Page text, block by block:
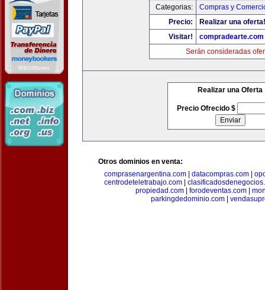
Categorias:
Compras y
Precio:
Realizar una oferta!
Visitar!
compradearte.com
Serán consideradas
Realizar una Oferta
Precio Ofrecido $
Otros dominios en venta:
comprasenargentina.com| datacompras.com|
centrodeteletrabajo.com
propiedad.com
forodeventas.com
parkingdedominio.com|